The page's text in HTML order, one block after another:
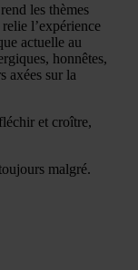
les thèmes
l’expérience
actuelle au
honnêtes,
axées sur la
et croître,
malgré.